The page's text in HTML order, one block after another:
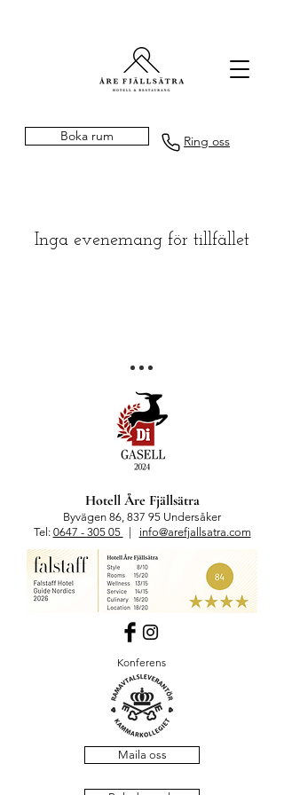
Boka rum Ring oss
Inga evenemang för tillfället
Hotell Åre Fjällsätra
Byvägen 86, 837 95 Undersåker
Tel: 0647 - 305 05 info@arefjallsatra.com
Konferens
Maila oss